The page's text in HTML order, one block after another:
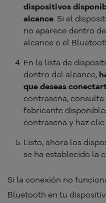
dispositivos
alcance . Si el
no aparece dentro
alcance o el
En la lista de
dentro del alcance,
que deseas
contraseña,
fabricante
contraseña y haz clic
Listo, ahora los
se ha establecido la
Si la conexión no
Bluetooth en tu